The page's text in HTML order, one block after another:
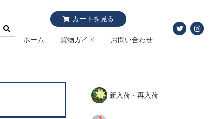
カートを見る
ホーム 買物ガイド お問い合わせ
新入荷・再入荷